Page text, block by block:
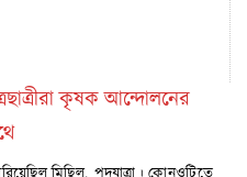
কৃষক আন্দোলনের
মিছিল, পদযাত্রা। কোনওটিতে